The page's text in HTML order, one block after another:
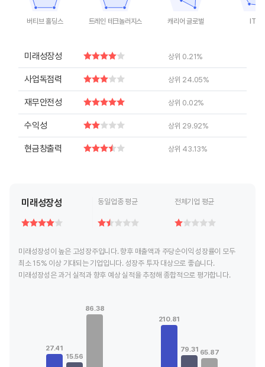
버티브 홀딩스 트레인 테크놀러지스 캐리어 글로벌 ITT
미래성장성 상위 0.21%
사업독점력 상위 24.05%
재무안전성 상위 0.02%
수익성 상위 29.92%
현금창출력 상위 43.13%
미래성장성 동일업종 평균 전체기업 평균
미래성장성이 높은 고성장주입니다. 향후 매출액과 주당순이익 성장률이 모두
최소 15% 이상 기대되는 기업입니다. 성장주 투자 대상으로 좋습니다.
미래성장성은 과거 실적과 향후 예상 실적을 추정해 종합적으로 평가합니다.
View as data table, Chart
The chart has 1 X axis displaying categories.
27.41
15.56
86.38
The chart has 1 X axis
210.81
79.31 65.87